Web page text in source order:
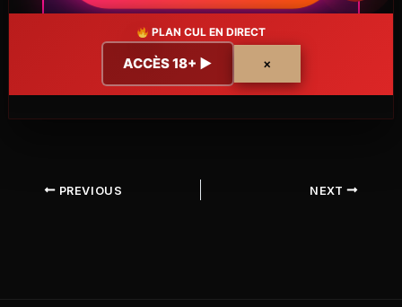
PLAN CUL EN DIRECT
ACCÈS 18+ ▶ ×
PREVIOUS NEXT